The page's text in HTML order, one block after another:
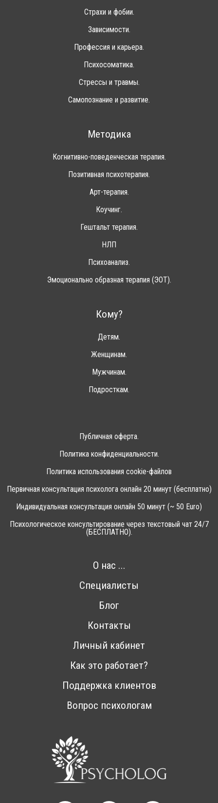
Страхи и фобии.
Зависимости.
Профессия и карьера.
Психосоматика.
Стрессы и травмы.
Самопознание и развитие.
Методика
Когнитивно-поведенческая терапия.
Позитивная психотерапия.
Арт-терапия.
Коучинг.
Гештальт терапия.
НЛП
Психоанализ.
Эмоционально образная терапия (ЭОТ).
Кому?
Детям.
Женщинам.
Мужчинам.
Подросткам.
Публичная оферта.
Политика конфиденциальности.
Политика использования cookie-файлов
Первичная консультация психолога онлайн 20 минут (бесплатно)
Индивидуальная консультация онлайн 50 минут (~ 50 Euro)
Психологическое консультирование через текстовый чат 24/7
(БЕСПЛАТНО).
О нас ...
Специалисты
Блог
Контакты
Личный кабинет
Как это работает?
Поддержка клиентов
Вопрос психологам